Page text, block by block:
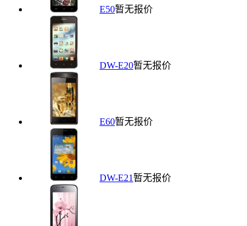
E50暂无报价
DW-E20暂无报价
E60暂无报价
DW-E21 暂无报价